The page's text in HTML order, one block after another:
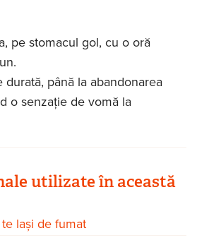
pe stomacul gol, cu o oră
durată, până la abandonarea
o senzație de vomă la
utilizate în această
lași de fumat